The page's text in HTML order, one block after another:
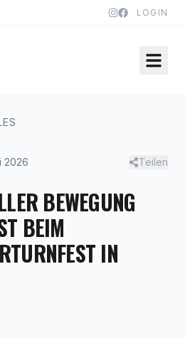
LOGIN
2026 Teilen
BEWEGUNG
BEIM
IN